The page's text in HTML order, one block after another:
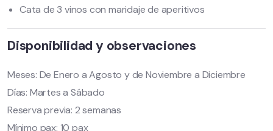
Cata de 3 vinos con maridaje de aperitivos
Disponibilidad y observaciones
Meses: De Enero a Agosto y de Noviembre a Diciembre
Días: Martes a Sábado
Reserva previa: 2 semanas
Mínimo pax: 10 pax